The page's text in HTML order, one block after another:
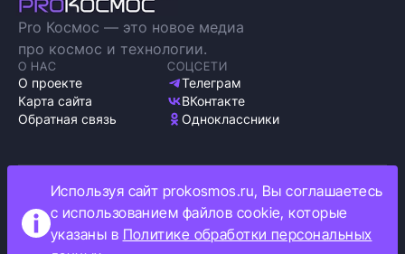
Pro Космос — это новое медиа
про космос и технологии.
О НАС
О проекте
Карта сайта
Обратная связь
СОЦСЕТИ
Телеграм
ВКонтакте
Одноклассники
Политика обработки персональных данных
Как мы используем cookie
Информация об ограничениях
Используя сайт prokosmos.ru, Вы соглашаетесь
с использованием файлов cookie, которые
указаны в Политике обработки персональных